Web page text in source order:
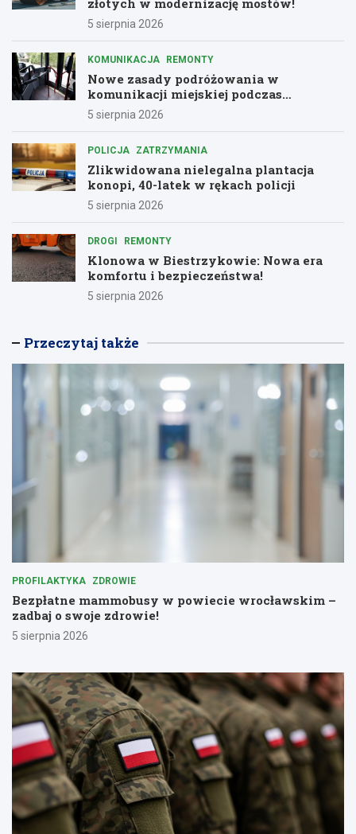
5 sierpnia 2026
KOMUNIKACJA REMONTY
Nowe zasady podróżowania w
komunikacji miejskiej podczas
remontów
5 sierpnia 2026
POLICJA ZATRZYMANIA
Zlikwidowana nielegalna plantacja
konopi, 40-latek w rękach policji
5 sierpnia 2026
DROGI REMONTY
Klonowa w Biestrzykowie: Nowa era
komfortu i bezpieczeństwa!
5 sierpnia 2026
Przeczytaj także
PROFILAKTYKA ZDROWIE
Bezpłatne mammobusy w powiecie wrocławskim –
zadbaj o swoje zdrowie!
5 sierpnia 2026